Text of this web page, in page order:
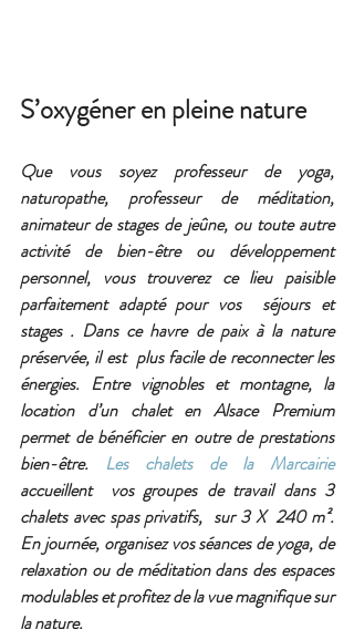
S’oxygéner en pleine nature
Que vous soyez professeur de yoga,
naturopathe, professeur de méditation,
animateur de stages de jeûne, ou toute autre
activité de bien-être ou développement
personnel, vous trouverez ce lieu paisible
parfaitement adapté pour vos  séjours et
stages . Dans ce havre de paix à la nature
préservée, il est  plus facile de reconnecter les
énergies. Entre vignobles et montagne, la
location d’un chalet en Alsace Premium
permet de bénéficier en outre de prestations
bien-être. Les chalets de la Marcairie
accueillent  vos groupes de travail dans 3
chalets avec spas privatifs,  sur 3 X  240 m².
En journée, organisez vos séances de yoga, de
relaxation ou de méditation dans des espaces
modulables et profitez de la vue magnifique sur
la nature.